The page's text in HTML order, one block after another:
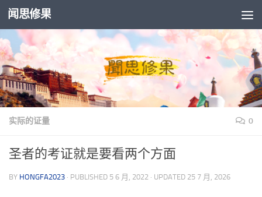
Skip to content
闻思修果
实际的证量 0
圣者的考证就是要看两个方面
BY HONGFA2023 · PUBLISHED 5 6 月, 2022 · UPDATED 25 7 月, 2026